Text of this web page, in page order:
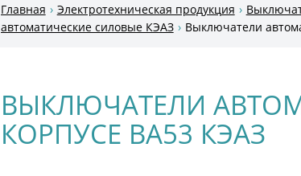
Главная Электротехническая продукция
автоматические силовые КЭАЗ
Выключатели
ВЫКЛЮЧАТЕЛИ
КОРПУСЕ ВА53 КЭАЗ